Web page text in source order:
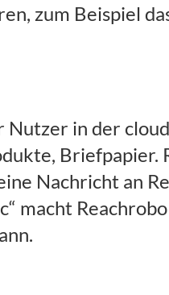
zum Beispiel
Nutzer in der
Briefpapier.
Nachricht an
macht